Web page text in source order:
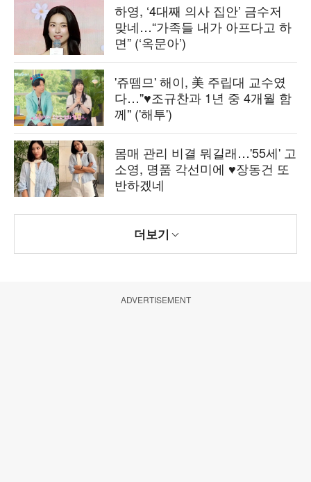
하영, ‘4대째 의사 집안’ 금수저
맞네…“가족들 내가 아프다고 하
면” (‘옥문아’)
'쥬뗌므' 해이, 美 주립대 교수였
다…"♥조규찬과 1년 중 4개월 함
께" ('해투')
몸매 관리 비결 뭐길래…'55세' 고
소영, 명품 각선미에 ♥장동건 또
반하겠네
더보기
ADVERTISEMENT